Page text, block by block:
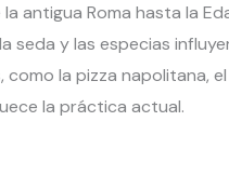
antigua Roma hasta la
seda y las especias
la pizza napolitana,
la práctica actual.